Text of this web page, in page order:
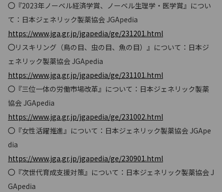
◯ 『2023年ノーベル経済学賞、ノーベル生理学・医学賞』につい
て：日本ジェネリック製薬協会 JGApedia
https://www.jga.gr.jp/jgapedia/ge/231201.html
◯リスキリング（鳥の目、虫の目、魚の目）』について：日本ジ
ェネリック製薬協会 JGApedia
https://www.jga.gr.jp/jgapedia/ge/231101.html
◯ 『三位一体の労働市場改革』について：日本ジェネリック製薬
協会 JGApedia
https://www.jga.gr.jp/jgapedia/ge/231002.html
◯ 『女性活躍推進』について：日本ジェネリック製薬協会 JGApe
dia
https://www.jga.gr.jp/jgapedia/ge/230901.html
◯ 『次世代育成支援対策』について：日本ジェネリック製薬協会 J
GApedia